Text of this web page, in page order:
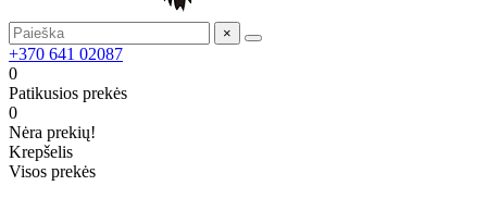
×
+370 641 02087
0
Patikusios prekės
0
Nėra prekių!
Krepšelis
Visos prekės